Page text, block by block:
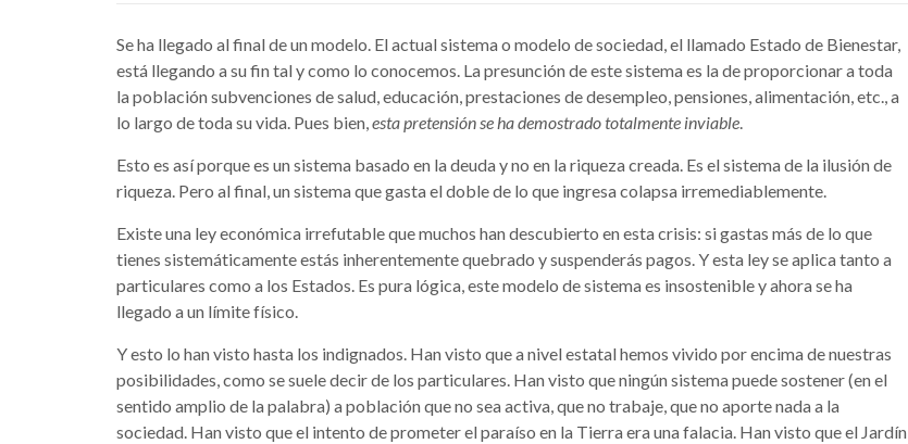
Se ha llegado al final de un modelo. El actual sistema o modelo de sociedad, el llamado Estado de Bienestar,
está llegando a su fin tal y como lo conocemos. La presunción de este sistema es la de proporcionar a toda
la población subvenciones de salud, educación, prestaciones de desempleo, pensiones, alimentación, etc., a
lo largo de toda su vida. Pues bien,esta pretensión se ha demostrado totalmente inviable.
Esto es así porque es un sistema basado en la deuda y no en la riqueza creada. Es el sistema de la ilusión de
riqueza. Pero al final, un sistema que gasta el doble de lo que ingresa colapsa irremediablemente.
Existe una ley económica irrefutable que muchos han descubierto en esta crisis: si gastas más de lo que
tienes sistemáticamente estás inherentemente quebrado y suspenderás pagos. Y esta ley se aplica tanto a
particulares como a los Estados. Es pura lógica, este modelo de sistema es insostenible y ahora se ha
llegado a un límite físico.
Y esto lo han visto hasta los indignados. Han visto que a nivel estatal hemos vivido por encima de nuestras
posibilidades, como se suele decir de los particulares. Han visto que ningún sistema puede sostener (en el
sentido amplio de la palabra) a población que no sea activa, que no trabaje, que no aporte nada a la
sociedad. Han visto que el intento de prometer el paraíso en la Tierra era una falacia. Han visto que el Jardín